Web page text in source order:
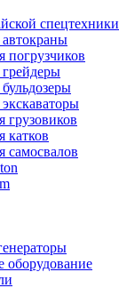
спецтехники
автокраны
погрузчиков
грейдеры
грузовиков
катков
самосвалов
оборудование